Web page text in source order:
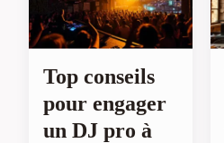
Top conseils
pour engager
un DJ pro à